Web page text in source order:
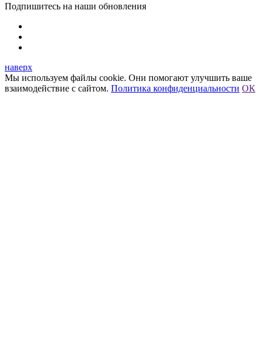
Подпишитесь на наши обновления
наверх
Мы используем файлы cookie. Они помогают улучшить ваше
взаимодействие с сайтом. Политика конфиденциальности ОК